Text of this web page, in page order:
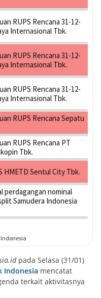
pada Selasa (31/01)
Indonesia mencatat
terkait aktivitasnya